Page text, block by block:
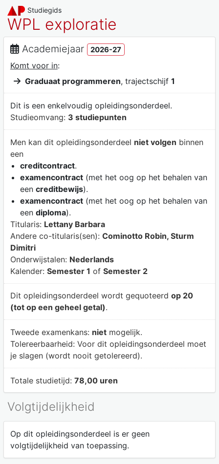
Studiegids
WPL exploratie
Academiejaar 2026-27
Komt voor in:
Graduaat programmeren, trajectschijf 1
Dit is een enkelvoudig opleidingsonderdeel.
Studieomvang: 3 studiepunten
Men kan dit opleidingsonderdeel niet volgen binnen
een
creditcontract.
examencontract(met het oog op het behalen van
een creditbewijs).
examencontract(met het oog op het behalen van
een diploma).
Titularis: Lettany Barbara
Andere co-titularis(sen): Cominotto Robin, Sturm
Dimitri
Onderwijstalen: Nederlands
Kalender: Semester 1 of Semester 2
Dit opleidingsonderdeel wordt gequoteerd op 20
(tot op een geheel getal).
Tweede examenkans: nietmogelijk.
Tolereerbaarheid: Voor dit opleidingsonderdeel moet
je slagen (wordt nooit getolereerd).
Totale studietijd: 78,00 uren
Volgtijdelijkheid
Op dit opleidingsonderdeel is er geen
volgtijdelijkheid van toepassing.